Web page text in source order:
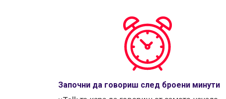
Започни да говориш след броени минути